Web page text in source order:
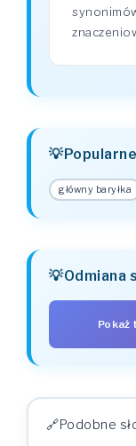
główny baryłka
Odmiana
Pokaż
Celownik (komu?
Podobne